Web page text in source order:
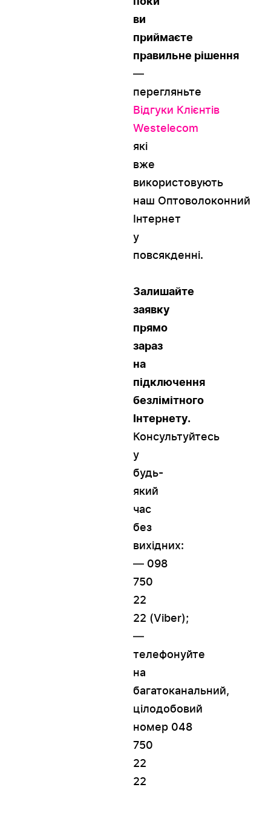
ви
приймаєте
правильне рішення
—
перегляньте
Відгуки Клієнтів
Westelecom
які
вже
використовують
наш Оптоволоконний
Інтернет
у
повсякденні.
Залишайте
заявку
прямо
зараз
на
підключення
безлімітного
Інтернету.
Консультуйтесь
у
будь-
який
час
без
вихідних:
— 098
750
22
22 (Viber);
—
телефонуйте
на
багатоканальний,
цілодобовий
номер 048
750
22
22